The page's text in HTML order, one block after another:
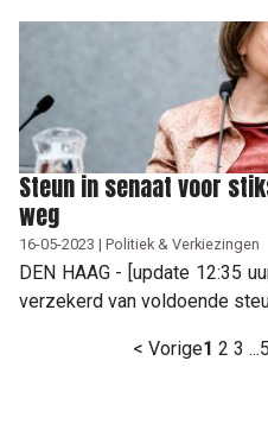
Steun in senaat voor
weg
16-05-2023 | Politiek & Verkiezingen
DEN HAAG - [update 12:35
verzekerd van voldoende
< Vorige1 2 3 ...5